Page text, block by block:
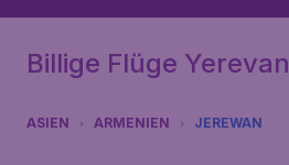
Billige Flüge Yerevan
ASIEN ARMENIEN JEREWAN